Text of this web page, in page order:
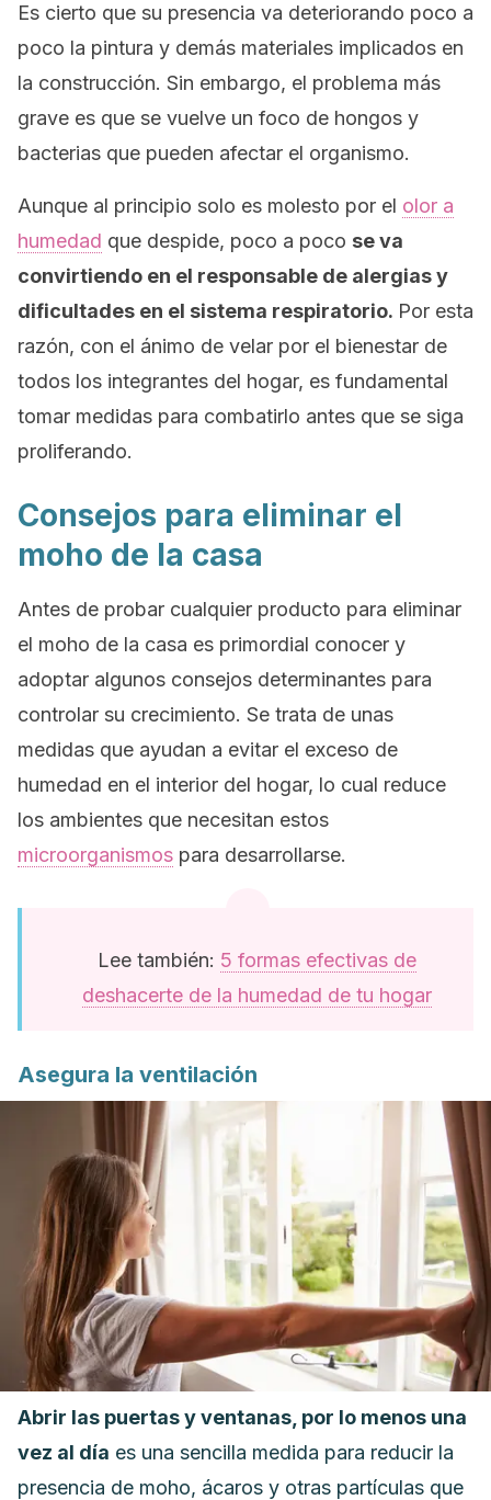
Es cierto que su presencia va deteriorando poco a
poco la pintura y demás materiales implicados en
la construcción. Sin embargo, el problema más
grave es que se vuelve un foco de hongos y
bacterias que pueden afectar el organismo.
Aunque al principio solo es molesto por el olor a
humedad que despide, poco a poco se va
convirtiendo en el responsable de alergias y
dificultades en el sistema respiratorio. Por esta
razón, con el ánimo de velar por el bienestar de
todos los integrantes del hogar, es fundamental
tomar medidas para combatirlo antes que se siga
proliferando.
Consejos para eliminar el
moho de la casa
Antes de probar cualquier producto para eliminar
el moho de la casa es primordial conocer y
adoptar algunos consejos determinantes para
controlar su crecimiento. Se trata de unas
medidas que ayudan a evitar el exceso de
humedad en el interior del hogar, lo cual reduce
los ambientes que necesitan estos
microorganismos para desarrollarse.
Lee también: 5 formas efectivas de
deshacerte de la humedad de tu hogar
Asegura la ventilación
Abrir las puertas y ventanas, por lo menos una
vez al día es una sencilla medida para reducir la
presencia de moho, ácaros y otras partículas que